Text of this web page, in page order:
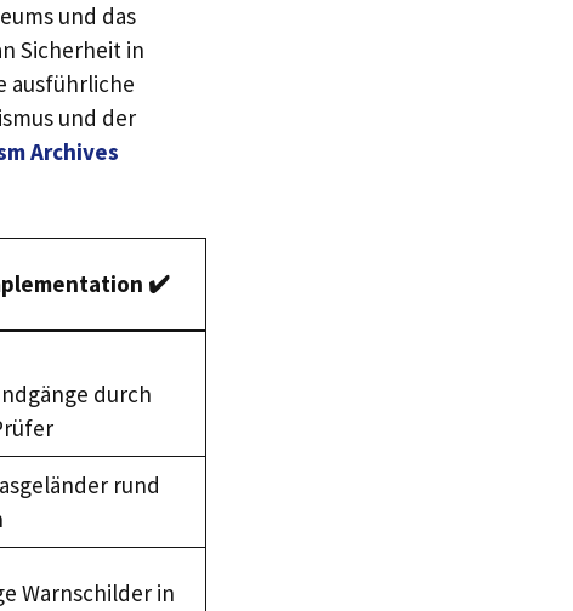
und das
Sicherheit in
ausführliche
und der
Archives
✔️
durch
rund
Warnschilder in